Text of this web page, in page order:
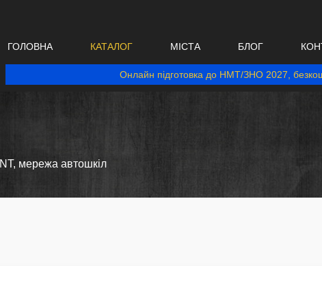
ГОЛОВНА КАТАЛОГ МІСТА БЛОГ
Онлайн підготовка до НМТ/ЗНО 2027,
мережа автошкіл